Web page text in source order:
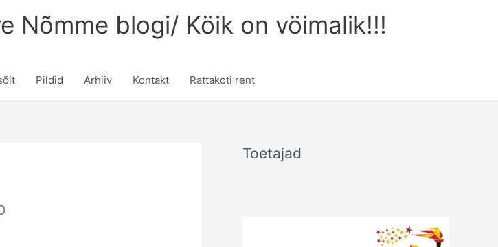
Nõmme blogi/ Köik on vöimalik!!!
Pildid Arhiiv Kontakt Rattakoti rent
Toetajad